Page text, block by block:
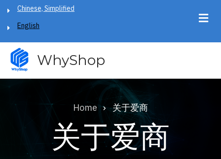
Skip
content
Chinese, Simplified
English
WhyShop
Breadcrumb
Home 关于爱商
关于爱商